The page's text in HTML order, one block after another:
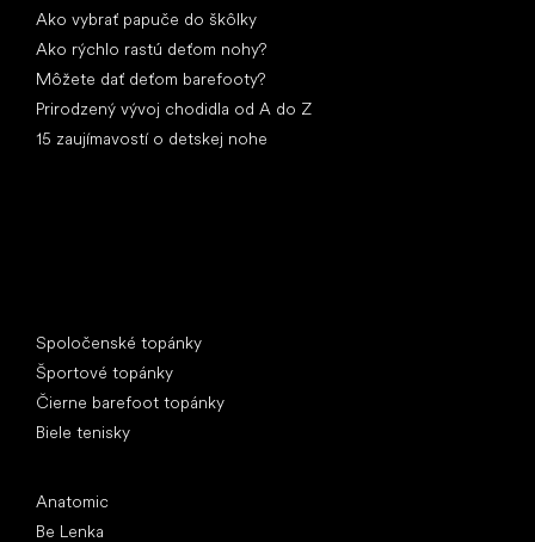
Ako vybrať papuče do škôlky
Ako rýchlo rastú deťom nohy?
Môžete dať deťom barefooty?
Prirodzený vývoj chodidla od A do Z
15 zaujímavostí o detskej nohe
Spoločenské topánky
Športové topánky
Čierne barefoot topánky
Biele tenisky
Anatomic
Be Lenka